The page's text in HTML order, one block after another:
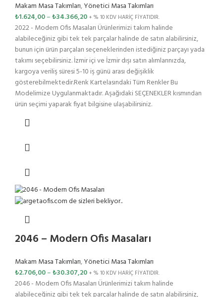
Makam Masa Takımları,Yönetici Masa Takımları
₺1.624,00–₺34.366,20 + % 10 KDV HARİÇ FİYATIDIR.
2022 - Modern Ofis Masaları Ürünlerimizi takım halinde
alabileceğiniz gibi tek tek parçalar halinde de satın alabilirsiniz,
bunun için ürün parçaları seçeneklerinden istediğiniz parçayı yada
takımı seçebilirsiniz. İzmir içi ve İzmir dışı satın alımlarınızda,
kargoya veriliş süresi 5-10 iş günü arası değişiklik
gösterebilmektedir.Renk Kartelasındaki Tüm Renkler Bu
Modelimize Uygulanmaktadır. Aşağıdaki SEÇENEKLER kısmından
ürün seçimi yaparak fiyat bilgisine ulaşabilirsiniz.
2046 – Modern Ofis Masaları
Makam Masa Takımları,Yönetici Masa Takımları
₺2.706,00–₺30.307,20 + % 10 KDV HARİÇ FİYATIDIR.
2046 - Modern Ofis Masaları Ürünlerimizi takım halinde